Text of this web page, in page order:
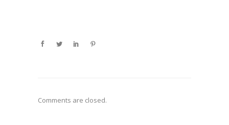
Comments are closed.